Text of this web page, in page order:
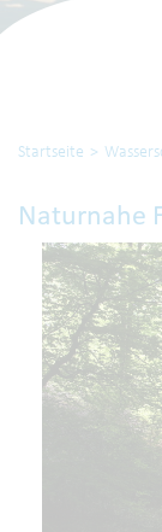
Startseite
Naturnahe